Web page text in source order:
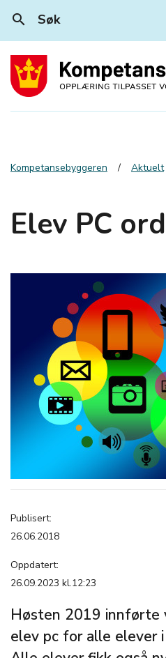
search Søk
Kompetansebyggeren Aktuelt
Elev PC
Publisert:
26.06.2018
Oppdatert:
26.09.2023 kl.12:23
Høsten 2019 innførte
elev pc for alle elever